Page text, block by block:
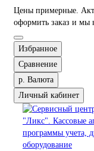
Цены примерные.
оформить заказ и мы
Избранное
Сравнение
р. Валюта
Личный кабинет